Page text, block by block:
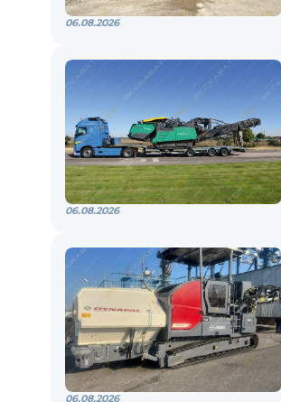
06.08.2026
06.08.2026
06.08.2026